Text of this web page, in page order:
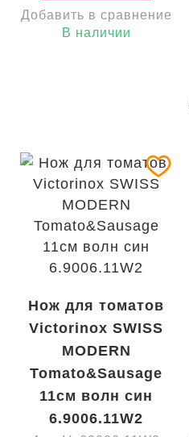
Добавить в сравнение
В наличии
Нож для томатов
Victorinox SWISS
MODERN
Tomato&Sausage
11см волн син
6.9006.11W2